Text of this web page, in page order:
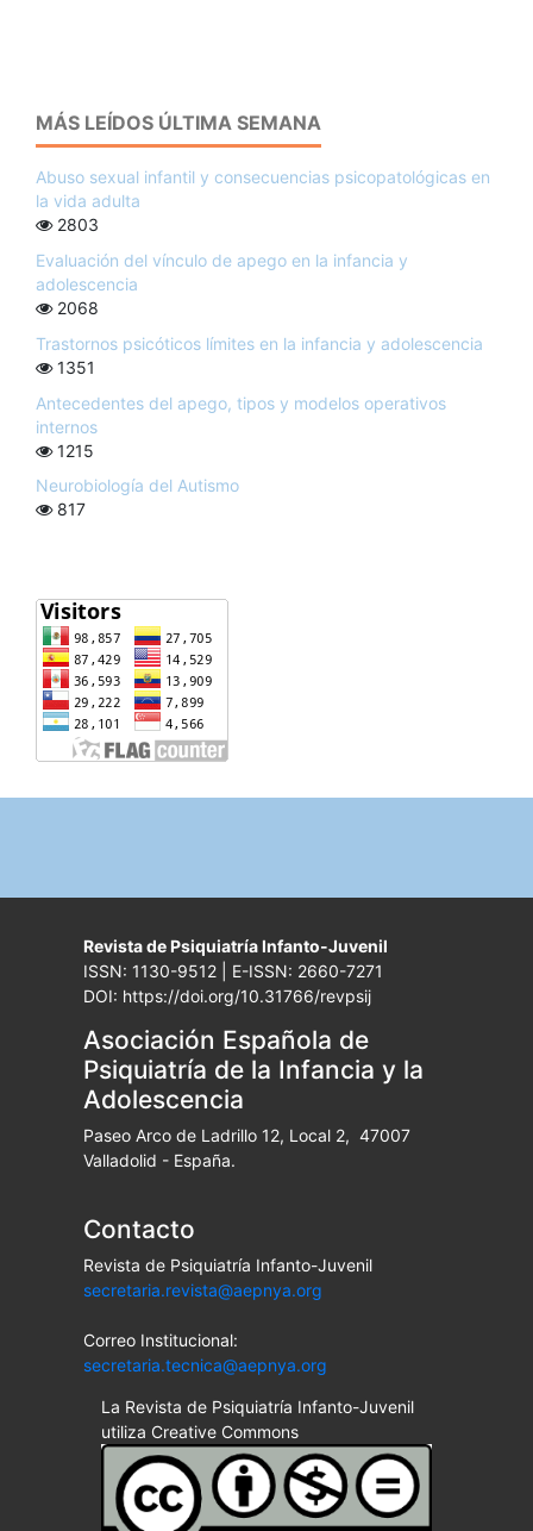
MÁS LEÍDOS ÚLTIMA SEMANA
Abuso sexual infantil y consecuencias psicopatológicas en
la vida adulta
2803
Evaluación del vínculo de apego en la infancia y
adolescencia
2068
Trastornos psicóticos límites en la infancia y adolescencia
1351
Antecedentes del apego, tipos y modelos operativos
internos
1215
Neurobiología del Autismo
817
Revista de Psiquiatría Infanto-Juvenil
ISSN: 1130-9512 | E-ISSN: 2660-7271
DOI: https://doi.org/10.31766/revpsij
Asociación Española de
Psiquiatría de la Infancia y la
Adolescencia
Paseo Arco de Ladrillo 12, Local 2, 47007
Valladolid - España.
Contacto
Revista de Psiquiatría Infanto-Juvenil
secretaria.revista@aepnya.org
Correo Institucional:
secretaria.tecnica@aepnya.org
La Revista de Psiquiatría Infanto-Juvenil
utiliza Creative Commons